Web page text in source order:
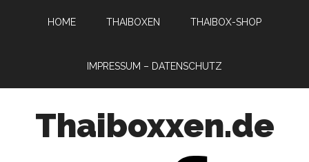
HOME THAIBOXEN THAIBOX-SHOP
IMPRESSUM – DATENSCHUTZ
Thaiboxxen.de